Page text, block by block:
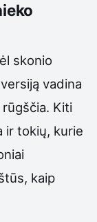
skonio
vadina
rūgščia. Kiti
ir tokių, kurie
kaip